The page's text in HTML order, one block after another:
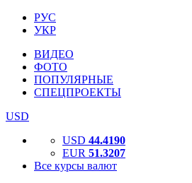
РУС
УКР
ВИДЕО
ФОТО
ПОПУЛЯРНЫЕ
СПЕЦПРОЕКТЫ
USD
USD 44.4190
EUR 51.3207
Все курсы валют